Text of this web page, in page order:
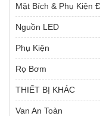
Mặt Bích & Phụ Kiện
Nguồn LED
Phụ Kiện
Rọ Bơm
THIẾT BỊ KHÁC
Van An Toàn